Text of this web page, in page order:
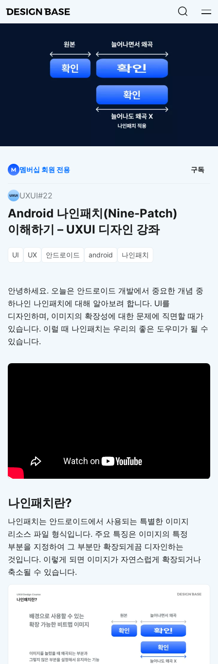
멤버십 회원 전용 구독
UXUI#22
Android 나인패치(Nine-Patch)
이해하기 – UXUI 디자인 강좌
UI UX 안드로이드 android 나인패치
안녕하세요. 오늘은 안드로이드 개발에서 중요한 개념 중
하나인 나인패치에 대해 알아보려 합니다. UI를
디자인하며, 이미지의 확장성에 대한 문제에 직면할 때가
있습니다. 이럴 때 나인패치는 우리의 좋은 도우미가 될 수
있습니다.
나인패치란?
나인패치는 안드로이드에서 사용되는 특별한 이미지
리소스 파일 형식입니다. 주요 특징은 이미지의 특정
부분을 지정하여 그 부분만 확장되게끔 디자인하는
것입니다. 이렇게 되면 이미지가 자연스럽게 확장되거나
축소될 수 있습니다.